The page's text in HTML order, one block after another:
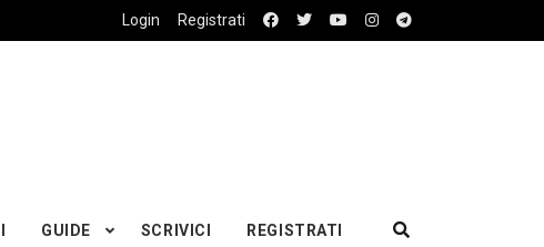
Login Registrati
GUIDE SCRIVICI REGISTRATI